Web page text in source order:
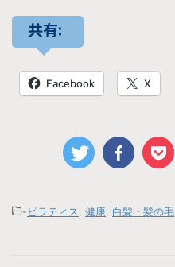
共有:
Facebook X
-ピラティス 健康 白髪・髪の毛